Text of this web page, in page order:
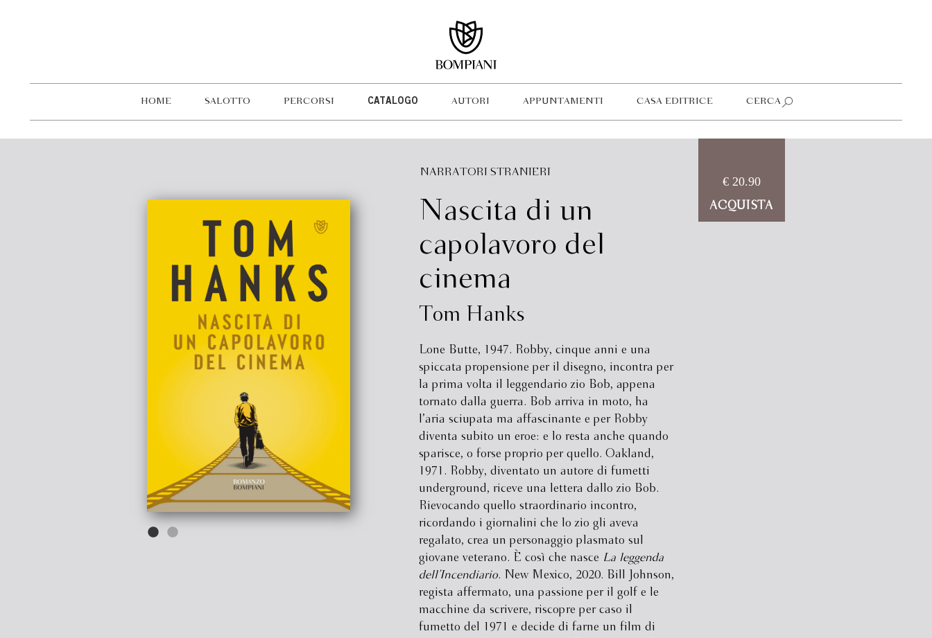
HOME SALOTTO PERCORSI CATALOGO AUTORI APPUNTAMENTI CASA EDITRICE CERCA
NARRATORI STRANIERI
Nascita di un
capolavoro del
cinema
Tom Hanks
Lone Butte, 1947. Robby, cinque anni e una
spiccata propensione per il disegno, incontra per
la prima volta il leggendario zio Bob, appena
tornato dalla guerra. Bob arriva in moto, ha
l’aria sciupata ma affascinante e per Robby
diventa subito un eroe: e lo resta anche quando
sparisce, o forse proprio per quello. Oakland,
1971. Robby, diventato un autore di fumetti
underground, riceve una lettera dallo zio Bob.
Rievocando quello straordinario incontro,
ricordando i giornalini che lo zio gli aveva
regalato, crea un personaggio plasmato sul
giovane veterano. È così che nasce La leggenda
dell’Incendiario. New Mexico, 2020. Bill Johnson,
regista affermato, una passione per il golf e le
macchine da scrivere, riscopre per caso il
fumetto del 1971 e decide di farne un film di
€ 20.90
ACQUISTA